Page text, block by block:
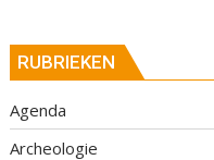
RUBRIEKEN
Agenda
Archeologie